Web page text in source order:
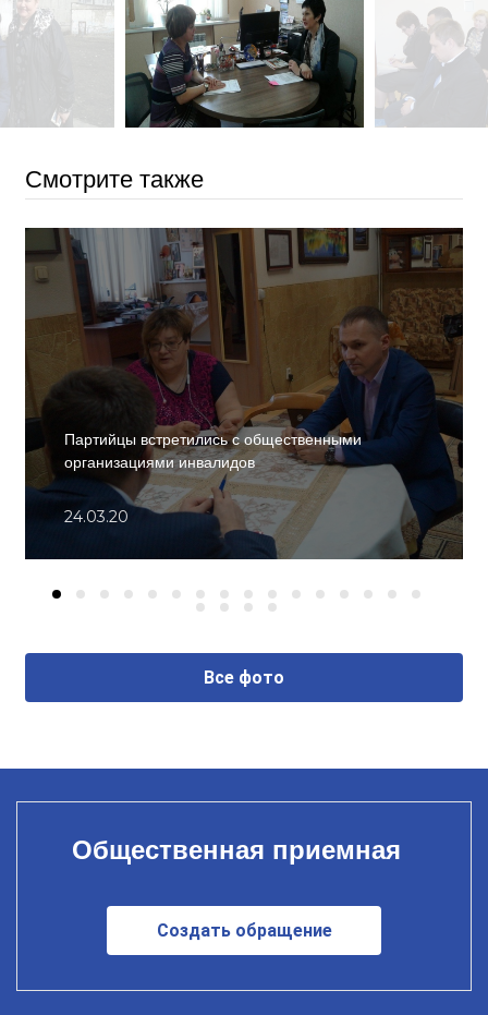
Смотрите также
Партийцы встретились с общественными
организациями инвалидов
24.03.20
Все фото
Общественная приемная
Создать обращение